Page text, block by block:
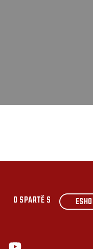
O SPARTĚ S